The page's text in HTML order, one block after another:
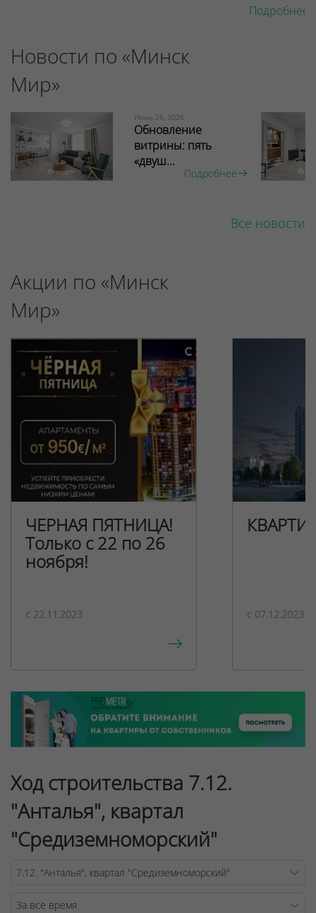
Подробнее
Новости по «Минск
Мир»
Июнь 26, 2026
Обновление
витрины: пять
«двуш...
Подробнее
Все новости
Акции по «Минск
Мир»
ЧЕРНАЯ ПЯТНИЦА!
Только с 22 по 26
ноября!
c 22.11.2023 c 07.12.2023
Ход строительства 7.12.
"Анталья", квартал
"Средиземноморский"